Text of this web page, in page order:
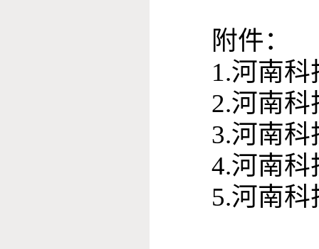
附件：
1.河南
2.河南
3.河南
4.河南
5.河南